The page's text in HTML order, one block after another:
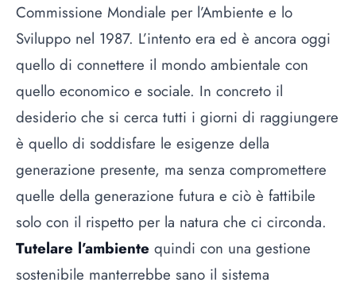
Commissione Mondiale per l’Ambiente e lo
Sviluppo nel 1987. L’intento era ed è ancora oggi
quello di connettere il mondo ambientale con
quello economico e sociale. In concreto il
desiderio che si cerca tutti i giorni di raggiungere
è quello di soddisfare le esigenze della
generazione presente, ma senza compromettere
quelle della generazione futura e ciò è fattibile
solo con il rispetto per la natura che ci circonda.
Tutelare l’ambiente quindi con una gestione
sostenibile manterrebbe sano il sistema